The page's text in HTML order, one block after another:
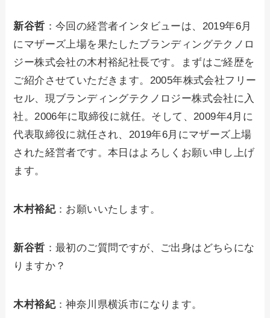
新谷哲 ：今回の経営者インタビューは、2019年6月
にマザーズ上場を果たしたブランディングテクノロ
ジー株式会社の木村裕紀社長です。まずはご経歴を
ご紹介させていただきます。2005年株式会社フリー
セル、現ブランディングテクノロジー株式会社に入
社。2006年に取締役に就任。そして、2009年4月に
代表取締役に就任され、2019年6月にマザーズ上場
された経営者です。本日はよろしくお願い申し上げ
ます。
木村裕紀：お願いいたします。
新谷哲 ：最初のご質問ですが、ご出身はどちらにな
りますか？
木村裕紀：神奈川県横浜市になります。